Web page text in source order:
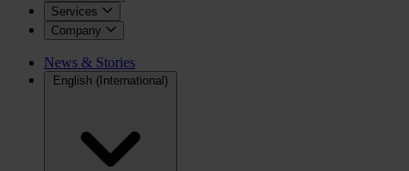
Services
Company
News & Stories
English (International)